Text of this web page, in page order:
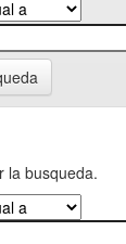
la busqueda.